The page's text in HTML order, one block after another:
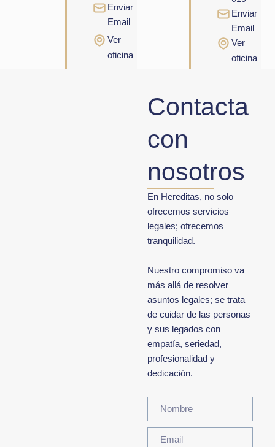
Enviar
Email
Ver
oficina
Enviar
Email
Ver
oficina
Contacta
con
nosotros
En Hereditas, no solo
ofrecemos servicios
legales; ofrecemos
tranquilidad.
Nuestro compromiso va
más allá de resolver
asuntos legales; se trata
de cuidar de las personas
y sus legados con
empatía, seriedad,
profesionalidad y
dedicación.